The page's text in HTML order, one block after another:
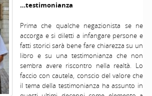
…testimonianza
Prima che qualche negazionista se ne
accorga e si diletti a infangare persone e
fatti storici sarà bene fare chiarezza su un
libro e su una testimonianza che non
sembra avere riscontro nella realtà. Lo
faccio con cautela, conscio del valore che
il tema della testimonianza ha assunto in